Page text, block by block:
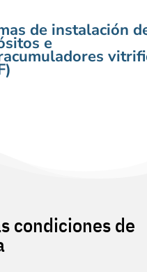
de instalación
e
condiciones de